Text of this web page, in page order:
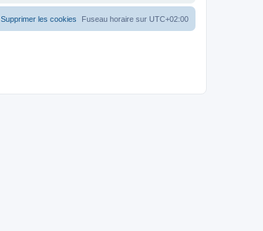
Fuseau horaire sur UTC+02:00
Supprimer les cookies